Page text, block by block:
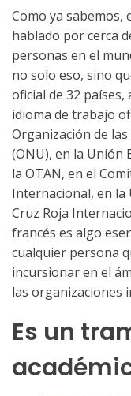
Como ya sabemos,
hablado por cerca
personas en el
no solo eso, sino
oficial de 32 países,
idioma de trabajo
Organización de
(ONU), en la Unión
la OTAN, en el
Internacional, en la
Cruz Roja
francés es algo
cualquier persona
incursionar en el
las organizaciones
Es un